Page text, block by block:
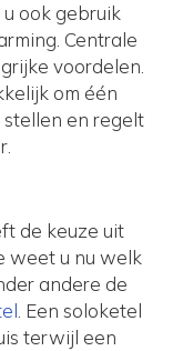
ook gebruik
Centrale
voordelen.
om één
en regelt
de keuze uit
weet u nu welk
andere de
. Een soloketel
terwijl een